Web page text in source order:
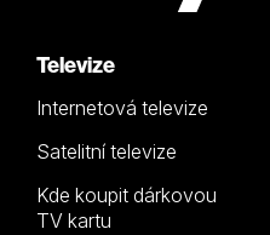
Televize
Internetová televize
Satelitní televize
Kde koupit dárkovou
TV kartu